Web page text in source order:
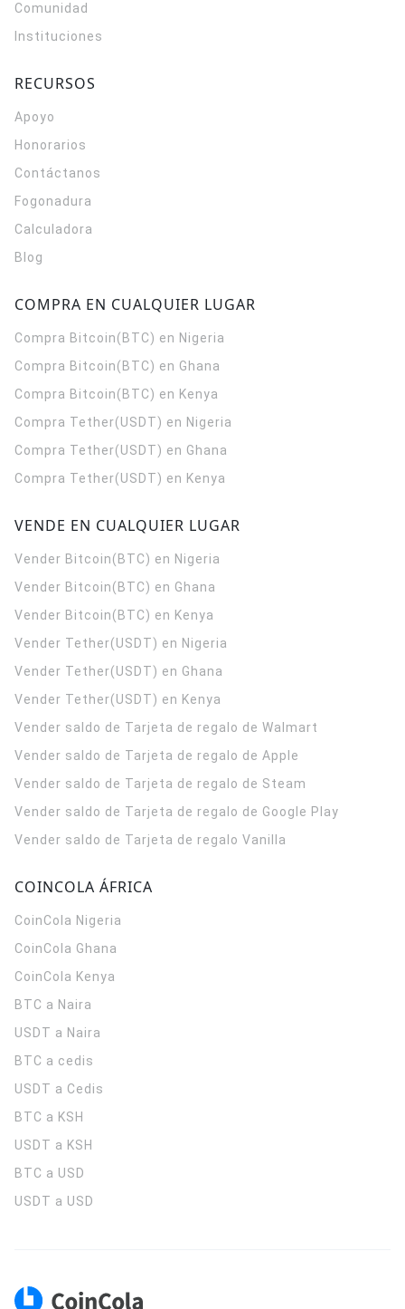
Comunidad
Instituciones
RECURSOS
Apoyo
Honorarios
Contáctanos
Fogonadura
Calculadora
Blog
COMPRA EN CUALQUIER LUGAR
Compra Bitcoin(BTC) en Nigeria
Compra Bitcoin(BTC) en Ghana
Compra Bitcoin(BTC) en Kenya
Compra Tether(USDT) en Nigeria
Compra Tether(USDT) en Ghana
Compra Tether(USDT) en Kenya
VENDE EN CUALQUIER LUGAR
Vender Bitcoin(BTC) en Nigeria
Vender Bitcoin(BTC) en Ghana
Vender Bitcoin(BTC) en Kenya
Vender Tether(USDT) en Nigeria
Vender Tether(USDT) en Ghana
Vender Tether(USDT) en Kenya
Vender saldo de Tarjeta de regalo de Walmart
Vender saldo de Tarjeta de regalo de Apple
Vender saldo de Tarjeta de regalo de Steam
Vender saldo de Tarjeta de regalo de Google Play
Vender saldo de Tarjeta de regalo Vanilla
COINCOLA ÁFRICA
CoinCola Nigeria
CoinCola Ghana
CoinCola Kenya
BTC a Naira
USDT a Naira
BTC a cedis
USDT a Cedis
BTC a KSH
USDT a KSH
BTC a USD
USDT a USD